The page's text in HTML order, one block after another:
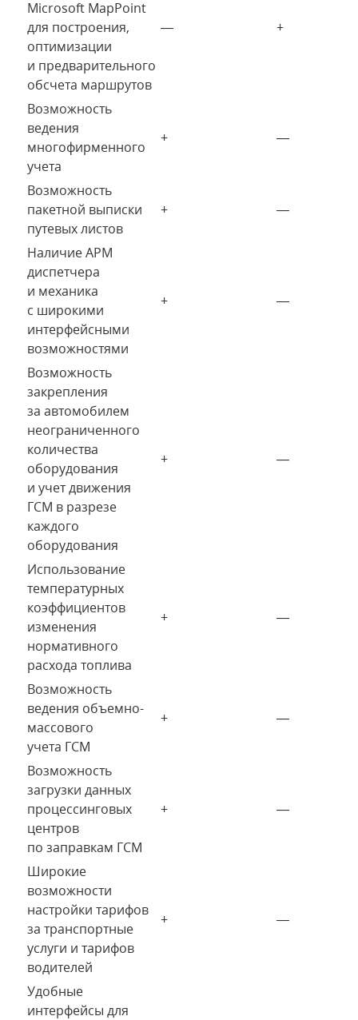
Microsoft MapPoint
для построения,
оптимизации
и предварительного
обсчета маршрутов
— +
Возможность
ведения
многофирменного
учета
+ —
Возможность
пакетной выписки
путевых листов
+ —
Наличие АРМ
диспетчера
и механика
с широкими
интерфейсными
возможностями
+ —
Возможность
закрепления
за автомобилем
неограниченного
количества
оборудования
и учет движения
ГСМ в разрезе
каждого
оборудования
+ —
Использование
температурных
коэффициентов
изменения
нормативного
расхода топлива
+ —
Возможность
ведения объемно-
массового
учета ГСМ
+ —
Возможность
загрузки данных
процессинговых
центров
по заправкам ГСМ
+ —
Широкие
возможности
настройки тарифов
за транспортные
услуги и тарифов
водителей
+ —
Удобные
интерфейсы для